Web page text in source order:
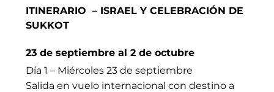
ITINERARIO  – ISRAEL Y CELEBRACIÓN DE
SUKKOT
23 de septiembre al 2 de octubre
Día 1 – Miércoles 23 de septiembre
Salida en vuelo internacional con destino a